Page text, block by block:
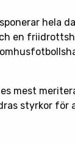
hela
en
mest
styrkor för